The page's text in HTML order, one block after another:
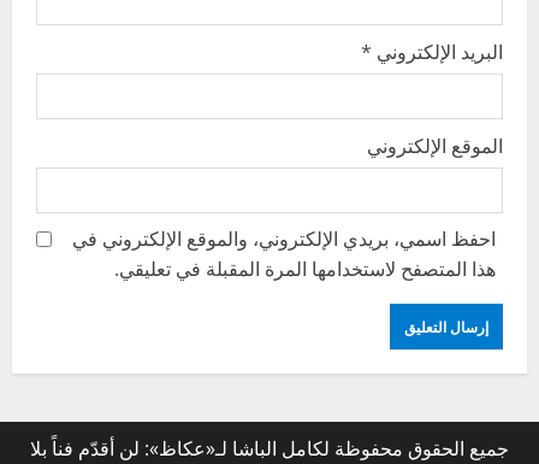
البريد الإلكتروني *
الموقع الإلكتروني
احفظ اسمي، بريدي الإلكتروني، والموقع الإلكتروني في
هذا المتصفح لاستخدامها المرة المقبلة في تعليقي.
جميع الحقوق محفوظة لكامل الباشا لـ«عكاظ»: لن أقدّم فناً بلا